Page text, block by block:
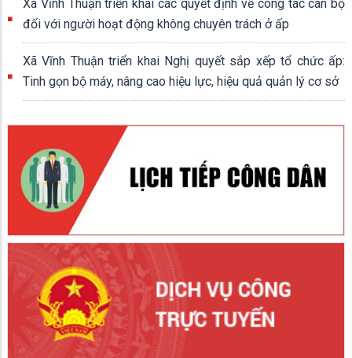
Xã Vĩnh Thuận triển khai các quyết định về công tác cán bộ
đối với người hoạt động không chuyên trách ở ấp
Xã Vĩnh Thuận triển khai Nghị quyết sắp xếp tổ chức ấp:
Tinh gọn bộ máy, nâng cao hiệu lực, hiệu quả quản lý cơ sở